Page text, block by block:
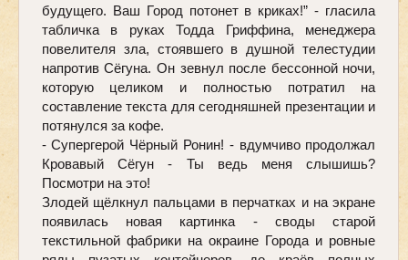
будущего. Ваш Город потонет в криках!” - гласила
табличка в руках Тодда Гриффина, менеджера
повелителя зла, стоявшего в душной телестудии
напротив Сёгуна. Он зевнул после бессонной ночи,
которую целиком и полностью потратил на
составление текста для сегодняшней презентации и
потянулся за кофе.
- Супергерой Чёрный Ронин! - вдумчиво продолжал
Кровавый Сёгун - Ты ведь меня слышишь?
Посмотри на это!
Злодей щёлкнул пальцами в перчатках и на экране
появилась новая картинка - своды старой
текстильной фабрики на окраине Города и ровные